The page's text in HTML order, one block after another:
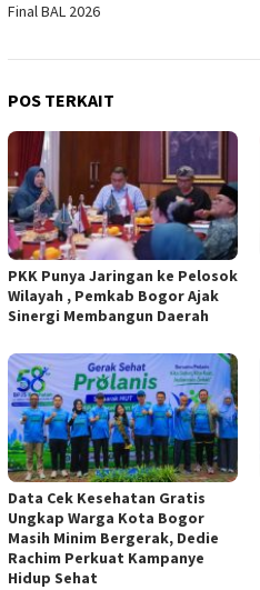
Final BAL 2026
POS TERKAIT
PKK Punya Jaringan ke Pelosok
Wilayah , Pemkab Bogor Ajak
Sinergi Membangun Daerah
Data Cek Kesehatan Gratis
Ungkap Warga Kota Bogor
Masih Minim Bergerak, Dedie
Rachim Perkuat Kampanye
Hidup Sehat